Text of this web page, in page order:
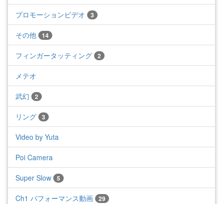
プロモーションビデオ 3
その他 14
フィンガータッティング 2
メテオ
武幻 2
リング 3
Video by Yuta
Poi Camera
Super Slow 5
Ch1 パフォーマンス動画 29